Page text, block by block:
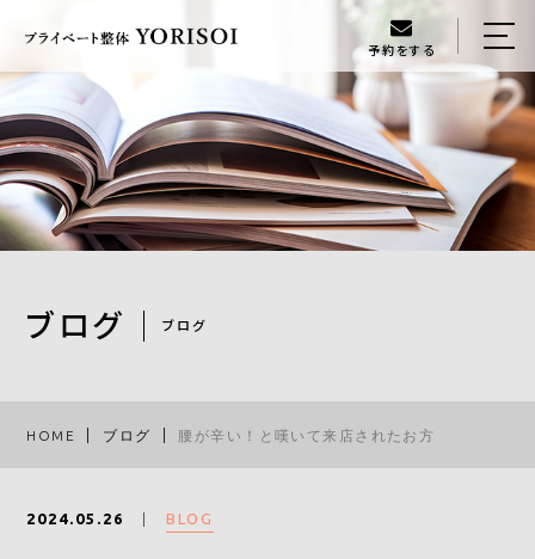
予約をする
ブログ ブログ
HOME ブログ 腰が辛い！と嘆いて来店されたお方
2024.05.26 BLOG
当店について
メニュー
ギャラリー
080-6134-3888